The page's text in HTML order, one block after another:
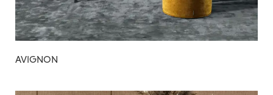
AVIGNON